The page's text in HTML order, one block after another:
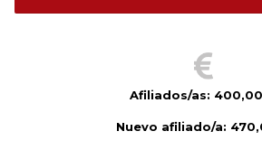
Afiliados/as:
Nuevo afiliado/a: